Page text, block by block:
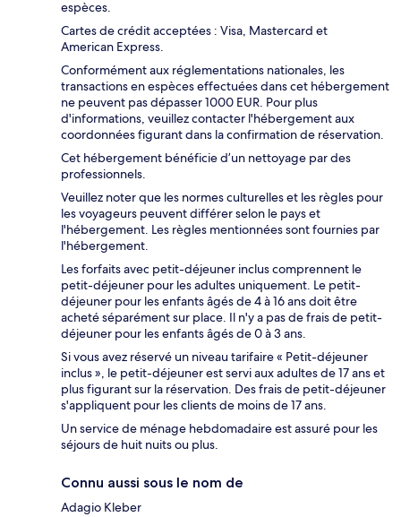
espèces.
Cartes de crédit acceptées : Visa, Mastercard et
American Express.
Conformément aux réglementations nationales, les
transactions en espèces effectuées dans cet hébergement
ne peuvent pas dépasser 1000 EUR. Pour plus
d'informations, veuillez contacter l'hébergement aux
coordonnées figurant dans la confirmation de réservation.
Cet hébergement bénéficie d’un nettoyage par des
professionnels.
Veuillez noter que les normes culturelles et les règles pour
les voyageurs peuvent différer selon le pays et
l'hébergement. Les règles mentionnées sont fournies par
l'hébergement.
Les forfaits avec petit-déjeuner inclus comprennent le
petit-déjeuner pour les adultes uniquement. Le petit-
déjeuner pour les enfants âgés de 4 à 16 ans doit être
acheté séparément sur place. Il n'y a pas de frais de petit-
déjeuner pour les enfants âgés de 0 à 3 ans.
Si vous avez réservé un niveau tarifaire « Petit-déjeuner
inclus », le petit-déjeuner est servi aux adultes de 17 ans et
plus figurant sur la réservation. Des frais de petit-déjeuner
s'appliquent pour les clients de moins de 17 ans.
Un service de ménage hebdomadaire est assuré pour les
séjours de huit nuits ou plus.
Connu aussi sous le nom de
Adagio Kleber